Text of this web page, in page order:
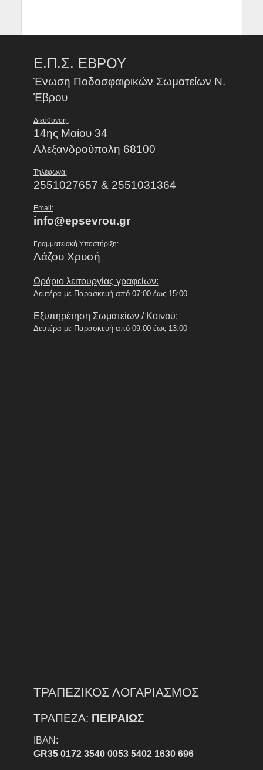
Ε.Π.Σ. ΕΒΡΟΥ
Ένωση Ποδοσφαιρικών Σωματείων Ν.
Έβρου
Διεύθυνση:
14ης Μαίου 34
Αλεξανδρούπολη 68100
Τηλέφωνα:
2551027657 & 2551031364
Email:
info@epsevrou.gr
Γραμματειακή Υποστήριξη:
Λάζου Χρυσή
Ωράριο λειτουργίας γραφείων:
Δευτέρα με Παρασκευή από 07:00 έως 15:00
Εξυπηρέτηση Σωματείων / Κοινού:
Δευτέρα με Παρασκευή από 09:00 έως 13:00
ΤΡΑΠΕΖΙΚΟΣ ΛΟΓΑΡΙΑΣΜΟΣ
ΤΡΑΠΕΖΑ: ΠΕΙΡΑΙΩΣ
IBAN:
GR35 0172 3540 0053 5402 1630 696